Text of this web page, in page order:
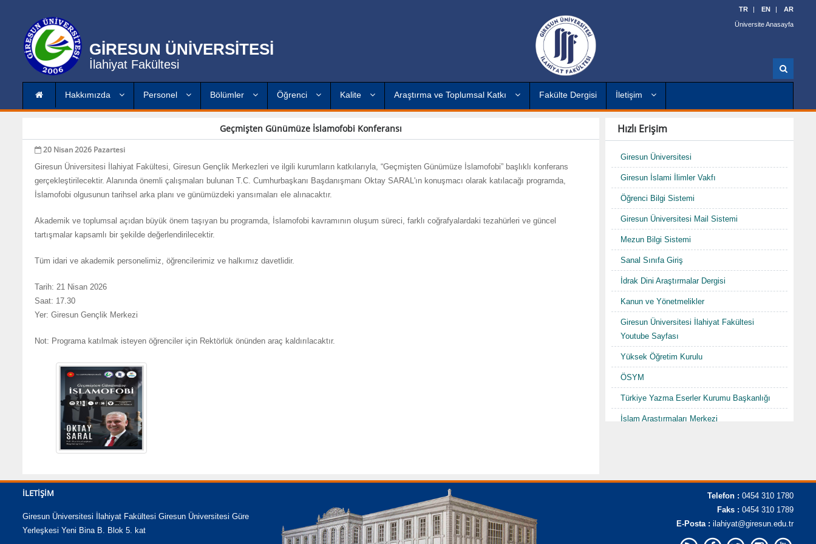
GİRESUN ÜNİVERSİTESİ
İlahiyat Fakültesi
TR EN AR
Üniversite Anasayfa
r
Hakkımızda Personel Bölümler Öğrenci Kalite Araştırma ve Toplumsal Katkı Fakülte Dergisi İletişim
Geçmişten Günümüze İslamofobi Konferansı
20 Nisan 2026 Pazartesi
Giresun Üniversitesi İlahiyat Fakültesi, Giresun Gençlik Merkezleri ve ilgili kurumların katkılarıyla, “Geçmişten Günümüze İslamofobi” başlıklı konferans
gerçekleştirilecektir. Alanında önemli çalışmaları bulunan T.C. Cumhurbaşkanı Başdanışmanı Oktay SARAL'ın konuşmacı olarak katılacağı programda,
İslamofobi olgusunun tarihsel arka planı ve günümüzdeki yansımaları ele alınacaktır.
Akademik ve toplumsal açıdan büyük önem taşıyan bu programda, İslamofobi kavramının oluşum süreci, farklı coğrafyalardaki tezahürleri ve güncel
tartışmalar kapsamlı bir şekilde değerlendirilecektir.
Tüm idari ve akademik personelimiz, öğrencilerimiz ve halkımız davetlidir.
Tarih: 21 Nisan 2026
Saat: 17.30
Yer: Giresun Gençlik Merkezi
Not: Programa katılmak isteyen öğrenciler için Rektörlük önünden araç kaldırılacaktır.
Hızlı Erişim
Giresun Üniversitesi
Giresun İslami İlimler Vakfı
Öğrenci Bilgi Sistemi
Giresun Üniversitesi Mail Sistemi
Mezun Bilgi Sistemi
Sanal Sınıfa Giriş
İdrak Dini Araştırmalar Dergisi
Kanun ve Yönetmelikler
Giresun Üniversitesi İlahiyat Fakültesi
Youtube Sayfası
Yüksek Öğretim Kurulu
ÖSYM
Türkiye Yazma Eserler Kurumu Başkanlığı
İslam Araştırmaları Merkezi
İLETIŞIM
Giresun Üniversitesi İlahiyat Fakültesi Giresun Üniversitesi Güre
Yerleşkesi Yeni Bina B. Blok 5. kat
Telefon : 0454 310 1780
Faks : 0454 310 1789
E-Posta : ilahiyat@giresun.edu.tr